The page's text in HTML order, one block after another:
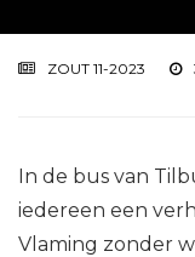
ZOUT 11-2023
In de bus van
iedereen een
Vlaming zonder